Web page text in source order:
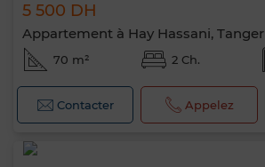
5 500 DH
Appartement à Hay Hassani, Tanger
70 m² 2 Ch.
Contacter Appelez